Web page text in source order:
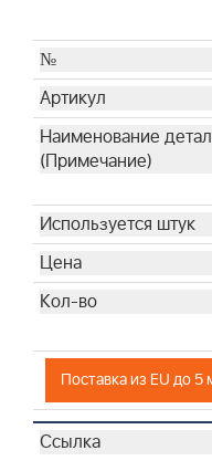
Поставка из EU до 5